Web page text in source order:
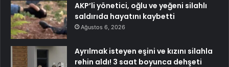
AKP’li yönetici, oğlu ve yeğeni silahlı
saldırıda hayatını kaybetti
Ağustos 6, 2026
Ayrılmak isteyen eşini ve kızını silahla
rehin aldı! 3 saat boyunca dehşeti